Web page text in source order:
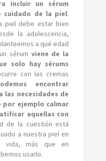
incluir un sérum
cuidado de la piel.
piel debe estar bien
la adolescencia,
a qué edad
sérum viene de la
solo hay sérums
con las cremas
encontrar
las necesidades de
ejemplo calmar
aquellas con
de la cuestión está
a nuestra piel en
vida, más que en
usarlo.